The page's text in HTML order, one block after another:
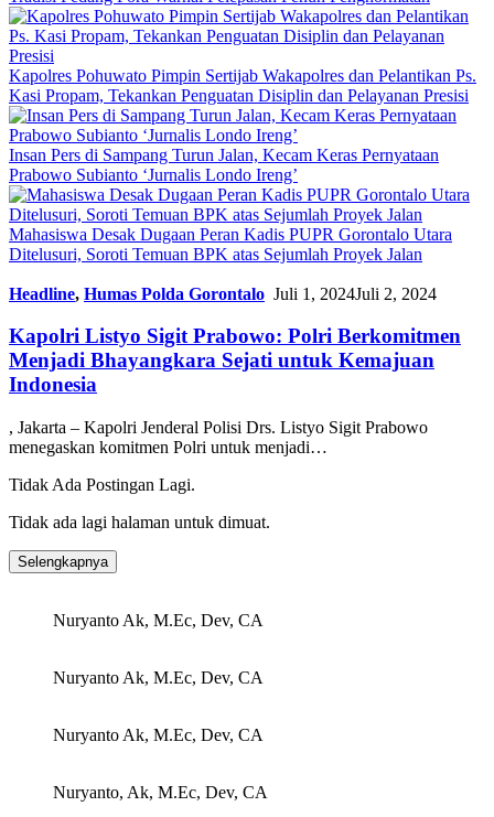
Kapolres Pohuwato Pimpin Sertijab Wakapolres dan Pelantikan Ps.
Kasi Propam, Tekankan Penguatan Disiplin dan Pelayanan Presisi
Insan Pers di Sampang Turun Jalan, Kecam Keras Pernyataan
Prabowo Subianto ‘Jurnalis Londo Ireng’
Mahasiswa Desak Dugaan Peran Kadis PUPR Gorontalo Utara
Ditelusuri, Soroti Temuan BPK atas Sejumlah Proyek Jalan
Headline, Humas Polda Gorontalo Juli 1, 2024Juli 2, 2024
Kapolri Listyo Sigit Prabowo: Polri Berkomitmen
Menjadi Bhayangkara Sejati untuk Kemajuan
Indonesia
, Jakarta – Kapolri Jenderal Polisi Drs. Listyo Sigit Prabowo
menegaskan komitmen Polri untuk menjadi…
Tidak Ada Postingan Lagi.
Tidak ada lagi halaman untuk dimuat.
Selengkapnya
Nuryanto Ak, M.Ec, Dev, CA
Nuryanto Ak, M.Ec, Dev, CA
Nuryanto Ak, M.Ec, Dev, CA
Nuryanto, Ak, M.Ec, Dev, CA